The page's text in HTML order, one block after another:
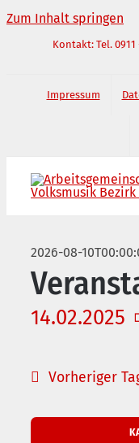
Zum Inhalt springen
Kontakt: Tel. 0911
Impressum
2026-08-
14.02.2025
Vorheriger